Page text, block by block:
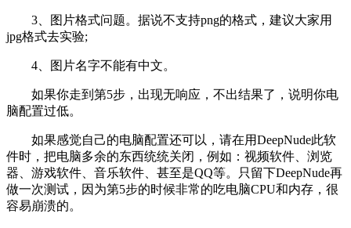
3、图片格式问题。据说不支持png的格式，建议大家用
jpg格式去实验;
4、图片名字不能有中文。
如果你走到第5步，出现无响应，不出结果了，说明你电
脑配置过低。
如果感觉自己的电脑配置还可以，请在用DeepNude此软
件时，把电脑多余的东西统统关闭，例如：视频软件、浏览
器、游戏软件、音乐软件、甚至是QQ等。只留下DeepNude再
做一次测试，因为第5步的时候非常的吃电脑CPU和内存，很
容易崩溃的。